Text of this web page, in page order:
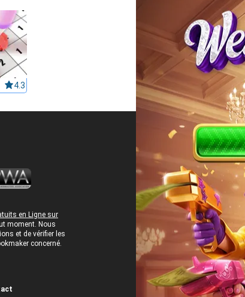
4.3
en Ligne sur
moment. Nous
et de vérifier les
concerné.